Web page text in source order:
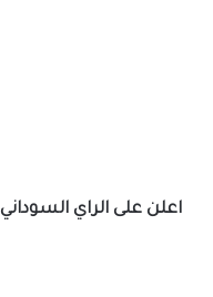
اعلن على الراي السوداني